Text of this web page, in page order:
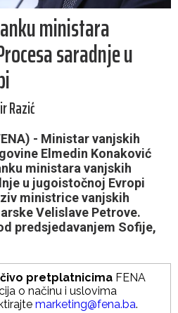
ministara
saradnje u
Razić
- Ministar vanjskih
Elmedin Konaković
ministara vanjskih
u jugoistočnoj Evropi
ministrice vanjskih
Velislave Petrove.
predsjedavanjem Sofije,
pretplatnicima FENA
o načinu i uslovima
marketing@fena.ba.